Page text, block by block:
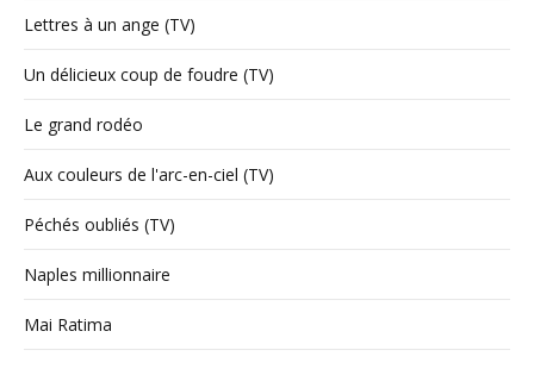
Lettres à un ange (TV)
Un délicieux coup de foudre (TV)
Le grand rodéo
Aux couleurs de l'arc-en-ciel (TV)
Péchés oubliés (TV)
Naples millionnaire
Mai Ratima